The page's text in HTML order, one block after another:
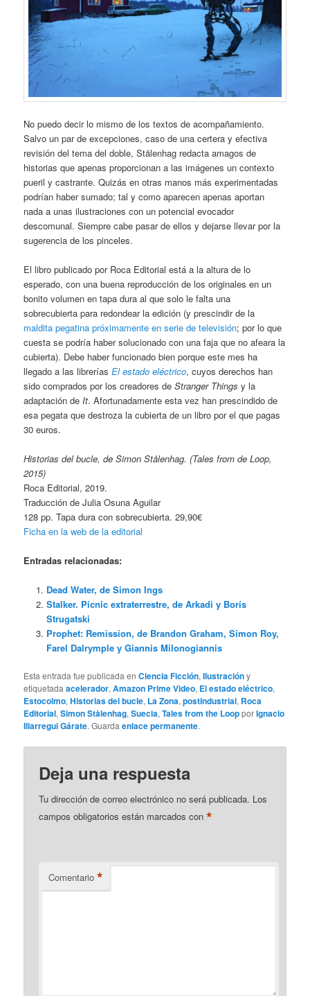
No puedo decir lo mismo de los textos de acompañamiento.
Salvo un par de excepciones, caso de una certera y efectiva
revisión del tema del doble, Stålenhag redacta amagos de
historias que apenas proporcionan a las imágenes un contexto
pueril y castrante. Quizás en otras manos más experimentadas
podrían haber sumado; tal y como aparecen apenas aportan
nada a unas ilustraciones con un potencial evocador
descomunal. Siempre cabe pasar de ellos y dejarse llevar por la
sugerencia de los pinceles.
El libro publicado por Roca Editorial está a la altura de lo
esperado, con una buena reproducción de los originales en un
bonito volumen en tapa dura al que solo le falta una
sobrecubierta para redondear la edición (y prescindir de la
maldita pegatina próximamente en serie de televisión; por lo que
cuesta se podría haber solucionado con una faja que no afeara la
cubierta). Debe haber funcionado bien porque este mes ha
llegado a las libreríasEl estado eléctrico, cuyos derechos han
sido comprados por los creadores deStranger Things y la
adaptación deIt. Afortunadamente esta vez han prescindido de
esa pegata que destroza la cubierta de un libro por el que pagas
30 euros.
Historias del bucle, de Simon Stålenhag. (Tales from de Loop,
2015)
Roca Editorial, 2019.
Traducción de Julia Osuna Aguilar
128 pp. Tapa dura con sobrecubierta. 29,90€
Ficha en la web de la editorial
Entradas relacionadas:
Dead Water, de Simon Ings
Stalker. Pícnic extraterrestre, de Arkadi y Borís
Strugatski
Prophet: Remission, de Brandon Graham, Simon Roy,
Farel Dalrymple y Giannis Milonogiannis
Esta entrada fue publicada enCiencia Ficción,Ilustracióny
etiquetadaacelerador,Amazon Prime Video, El estado eléctrico,
Estocolmo,Historias del bucle, La Zona,postindustrial, Roca
Editorial,Simon Stålenhag,Suecia,Tales from the LoopporIgnacio
Illarregui Gárate. Guardaenlace permanente.
Deja una respuesta
Tu dirección de correo electrónico no será publicada. Los
campos obligatorios están marcados con*
Comentario *